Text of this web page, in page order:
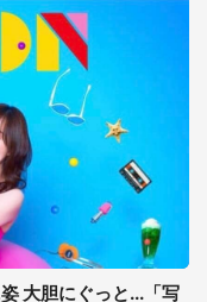
大胆にぐっと...「写